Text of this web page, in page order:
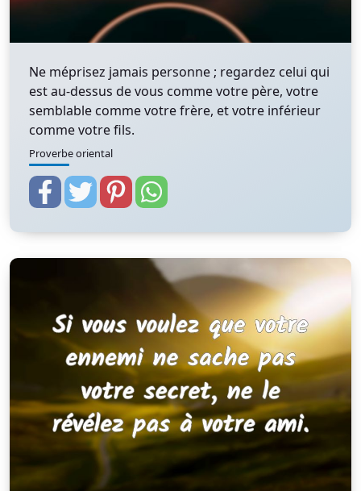
Ne méprisez jamais personne ; regardez celui qui
est au-dessus de vous comme votre père, votre
semblable comme votre frère, et votre inférieur
comme votre fils.
Proverbe oriental